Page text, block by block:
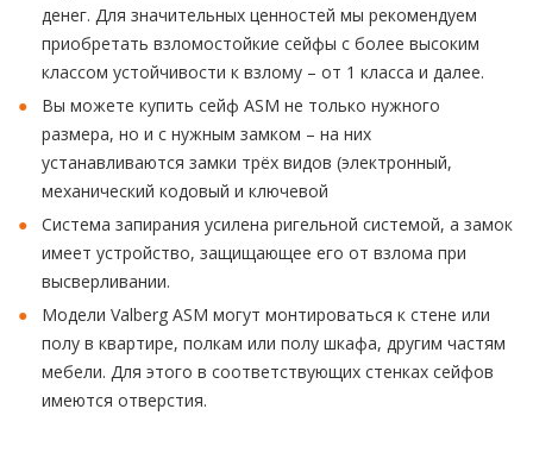
денег. Для значительных ценностей мы рекомендуем
приобретать взломостойкие сейфы с более высоким
классом устойчивости к взлому – от 1 класса и далее.
Вы можете купить сейф ASM не только нужного
размера, но и с нужным замком – на них
устанавливаются замки трёх видов (электронный,
механический кодовый и ключевой
Система запирания усилена ригельной системой, а замок
имеет устройство, защищающее его от взлома при
высверливании.
Модели Valberg ASM могут монтироваться к стене или
полу в квартире, полкам или полу шкафа, другим частям
мебели. Для этого в соответствующих стенках сейфов
имеются отверстия.